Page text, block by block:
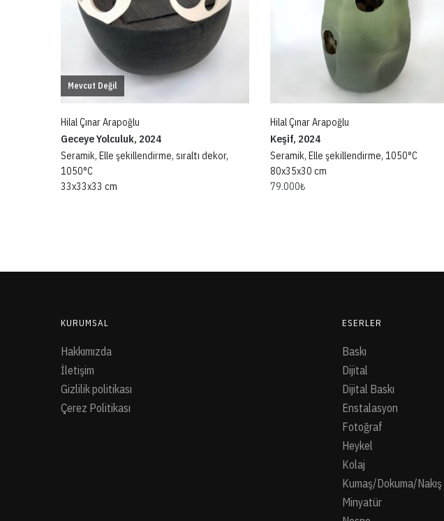
Mevcut Değil
Hilal Çınar Arapoğlu
Geceye Yolculuk, 2024
Seramik, Elle şekillendirme, sıraltı dekor,
1050°C
33x33x33 cm
Hilal Çınar Arapoğlu
Keşif, 2024
Seramik, Elle şekillendirme, 1050°C
80x35x30 cm
79.000₺
KURUMSAL
Hakkımızda
İletişim
Gizlilik politikası
Çerez Politikası
ESERLER
Baskı
Dijital
Dijital Baskı
Enstalasyon
Fotoğraf
Heykel
Kolaj
Kumaş/Dokuma/Nakış
Minyatür